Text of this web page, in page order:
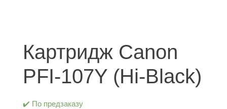
Картридж Canon
PFI-107Y (Hi-Black)
✔️ По предзаказу